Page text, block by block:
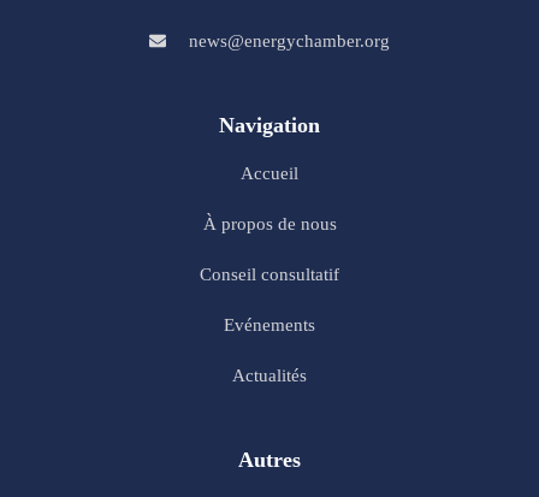
news@energychamber.org
Navigation
Accueil
À propos de nous
Conseil consultatif
Evénements
Actualités
Autres